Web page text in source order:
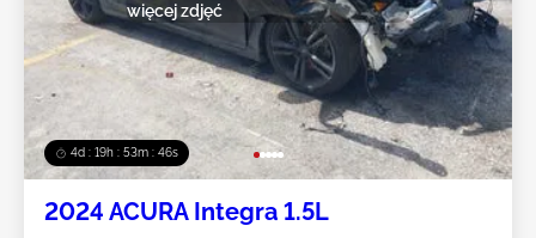
4d : 19h : 53m : 43s
więcej zdjęć
2024 ACURA Integra 1.5L